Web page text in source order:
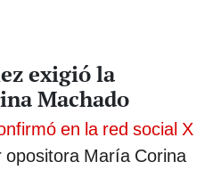
exigió la
Machado
en la red social X
opositora María Corina